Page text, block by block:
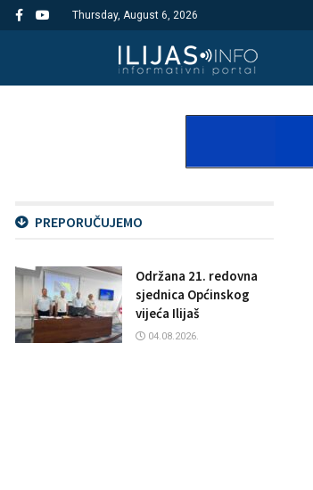
Thursday, August 6, 2026
PREPORUČUJEMO
Održana 21. redovna
sjednica Općinskog
vijeća Ilijaš
04.08.2026.